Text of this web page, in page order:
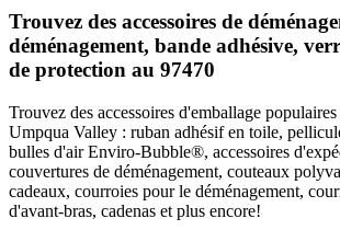
Trouvez des accessoires de
déménagement, bande adhésive,
de protection au 97470
Trouvez des accessoires d'emballage
Umpqua Valley : ruban adhésif en toile,
bulles d'air Enviro-Bubble®, accessoires
couvertures de déménagement, couteaux
cadeaux, courroies pour le déménagement,
d'avant-bras, cadenas et plus encore!